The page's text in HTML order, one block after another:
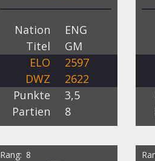
Nation
ENG
Titel
GM
ELO
2597
DWZ
2622
Punkte
3,5
Partien
8
Rang 8